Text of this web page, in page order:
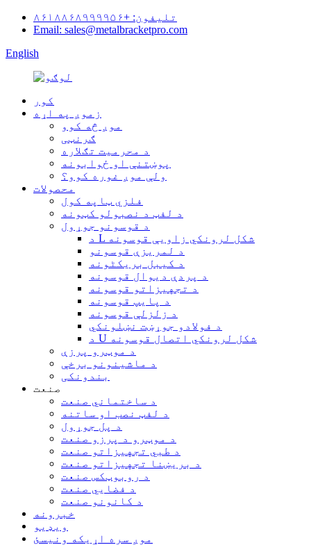
تلیفون: +۸۶۱۸۸۶۸۹۹۹۹۵۶
Email: sales@metalbracketpro.com
English
کور
زموږ په اړه
موږ څه کوو
ګرنټی
د محرمیت تګلاره
پوښتنې او ځوابونه
ولې موږ غوره کوو؟
محصولات
فلزي ټاپه کول
د لفټ د نصبولو کټونه
د قوسونو جوړول
د L شکل لرونکي زاویې قوسونه
د لمریزې قوسونو
د کیبل بریکٹونه
د پردې دیوال قوسونه
د تجهیزاتو قوسونه
د پایپ قوسونه
د زلزلې قوسونه
د فولادو جوړښت نښلونکي
د U شکل لرونکي اتصال قوسونه
د موټرو پرزې
د ماشینونو برخې
بندونکی
صنعت
د ساختماني صنعت
د لفټ نصب او ساتنه
د پل جوړول
د موټرو د پرزو صنعت
د طبي تجهیزاتو صنعت
د بریښنا تجهیزاتو صنعت
د روبوټکس صنعت
د فضايي صنعت
د کانونو صنعت
خبرونه
ویډیو
موږ سره اړیکه ونیسئ